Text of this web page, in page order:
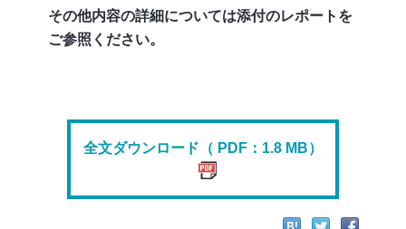
その他内容の詳細については添付のレポートを
ご参照ください。
全文ダウンロード（ PDF：1.8 MB）